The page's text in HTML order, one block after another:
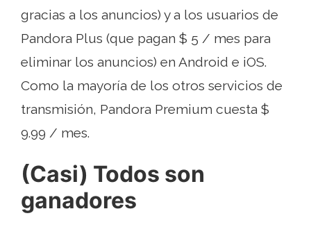
gracias a los anuncios) y a los usuarios de
Pandora Plus (que pagan $ 5 / mes para
eliminar los anuncios) en Android e iOS.
Como la mayoría de los otros servicios de
transmisión, Pandora Premium cuesta $
9.99 / mes.
(Casi) Todos son
ganadores